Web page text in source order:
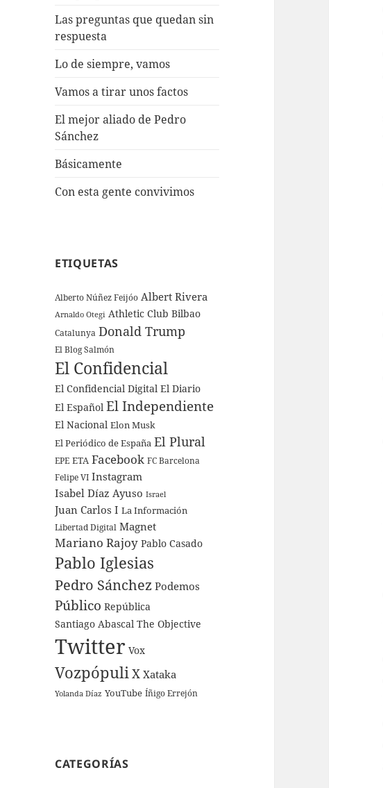
Las preguntas que quedan sin
respuesta
Lo de siempre, vamos
Vamos a tirar unos factos
El mejor aliado de Pedro
Sánchez
Básicamente
Con esta gente convivimos
ETIQUETAS
Alberto Núñez Feijóo Albert Rivera
Arnaldo Otegi Athletic Club Bilbao
Catalunya Donald Trump
El Blog Salmón
El Confidencial
El Confidencial Digital El Diario
El Español El Independiente
El Nacional Elon Musk
El Periódico de España El Plural
EPE ETA Facebook FC Barcelona
Felipe VI Instagram
Isabel Díaz Ayuso Israel
Juan Carlos I La Información
Libertad Digital Magnet
Mariano Rajoy Pablo Casado
Pablo Iglesias
Pedro Sánchez Podemos
Público República
Santiago Abascal The Objective
Twitter Vox
Vozpópuli X Xataka
Yolanda Díaz YouTube Íñigo Errejón
CATEGORÍAS